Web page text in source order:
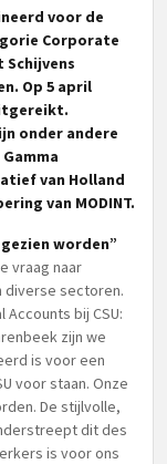
voor de
Corporate
Schijvens
Op 5 april
onder andere
atief van Holland
van MODINT.
worden”
vraag naar
diverse sectoren.
bij CSU:
zijn we
is voor een
voor staan. Onze
De stijlvolle,
dit des
is voor ons